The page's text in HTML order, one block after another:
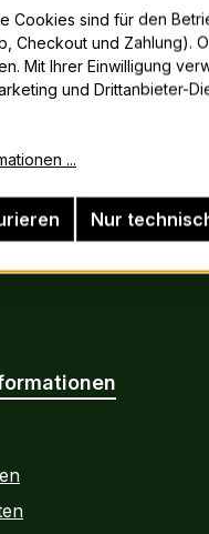
100% Leder,
mit Metalldruckknopf.
148,10 €*
124,45 €
Cookies sind für den
Checkout und Zahlung).
Mit Ihrer Einwilligung
und Drittanbieter-
...
Nur